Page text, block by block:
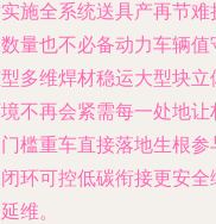
施全系统送具产再节
量也不必备动力车辆
多维焊材稳运大型块
不再会紧需每一处地
槛重车直接落地生根
环可控低碳衔接更安
维。